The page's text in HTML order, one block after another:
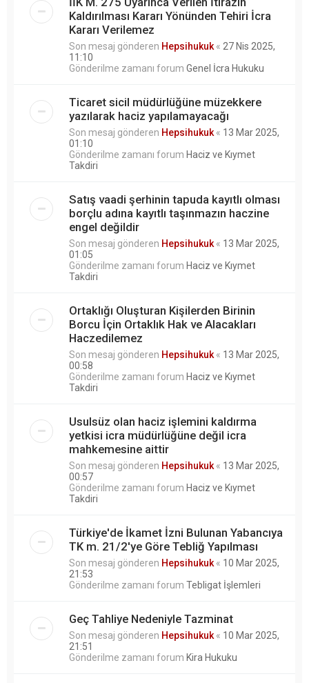
Kaldırılması Kararı Yönünden Tehiri İcra
Kararı Verilemez
Son mesaj gönderen Hepsihukuk « 27 Nis 2025,
11:10
Gönderilme zamanı forum Genel İcra Hukuku
Ticaret sicil müdürlüğüne müzekkere
yazılarak haciz yapılamayacağı
Son mesaj gönderen Hepsihukuk « 13 Mar 2025,
01:10
Gönderilme zamanı forum Haciz ve Kıymet
Takdiri
Satış vaadi şerhinin tapuda kayıtlı olması
borçlu adına kayıtlı taşınmazın haczine
engel değildir
Son mesaj gönderen Hepsihukuk « 13 Mar 2025,
01:05
Gönderilme zamanı forum Haciz ve Kıymet
Takdiri
Ortaklığı Oluşturan Kişilerden Birinin
Borcu İçin Ortaklık Hak ve Alacakları
Haczedilemez
Son mesaj gönderen Hepsihukuk « 13 Mar 2025,
00:58
Gönderilme zamanı forum Haciz ve Kıymet
Takdiri
Usulsüz olan haciz işlemini kaldırma
yetkisi icra müdürlüğüne değil icra
mahkemesine aittir
Son mesaj gönderen Hepsihukuk « 13 Mar 2025,
00:57
Gönderilme zamanı forum Haciz ve Kıymet
Takdiri
Türkiye'de İkamet İzni Bulunan Yabancıya
TK m. 21/2'ye Göre Tebliğ Yapılması
Son mesaj gönderen Hepsihukuk « 10 Mar 2025,
21:53
Gönderilme zamanı forum Tebligat İşlemleri
Geç Tahliye Nedeniyle Tazminat
Son mesaj gönderen Hepsihukuk « 10 Mar 2025,
21:51
Gönderilme zamanı forum Kira Hukuku